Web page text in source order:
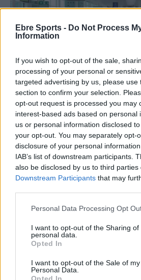
Ebre Sports - Do Not Process
Information
If you wish to opt-out of the sale,
processing of your personal or
targeted advertising by us, please use
section to confirm your selection.
opt-out request is processed you may
interest-based ads based on personal
us or personal information disclosed
your opt-out. You may separately opt-
disclosure of your personal
IAB’s list of downstream participants.
also be disclosed by us to third parties
Downstream Participants that may
Personal Data Processing Opt
I want to opt-out of the Sharing of
personal data.
Opted In
I want to opt-out of the Sale of my
Personal Data.
Opted In
Patinatge
Manel Villarroya dirigeix
la selecció espanyola de
l’Europeu de Riccione amb
Roger Arasa, Anouk
Enric Alguero - setembre 5, 2021
El CH Noia Freixenet de